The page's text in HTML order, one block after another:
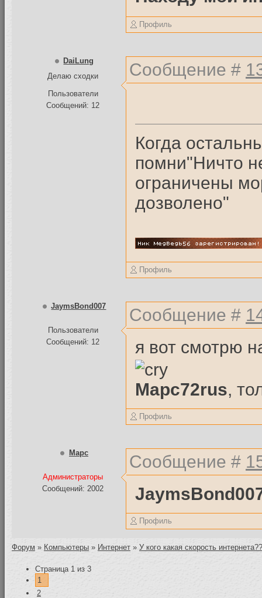
Профиль
DaiLung
Делаю сходки
Пользователи
Сообщений: 12
Сообщение #
Когда
помни"Ничто
ограничены
дозволено"
Профиль
JaymsBond007
Пользователи
Сообщений: 12
Сообщение #
я вот смотрю
Mapc72rus,
Профиль
Mapc
Администраторы
Сообщений: 2002
Сообщение #
Профиль
Форум » Компьютеры » Интернет » У кого какая скорость
Страница 1 из 3
1
2